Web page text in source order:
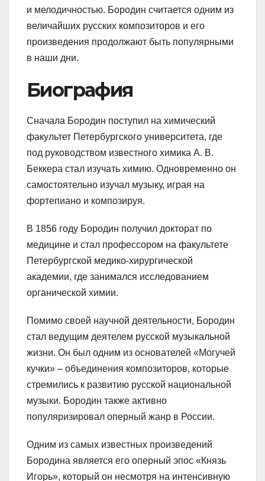
и мелодичностью. Бородин считается одним из
величайших русских композиторов и его
произведения продолжают быть популярными
в наши дни.
Биография
Сначала Бородин поступил на химический
факультет Петербургского университета, где
под руководством известного химика А. В.
Беккера стал изучать химию. Одновременно он
самостоятельно изучал музыку, играя на
фортепиано и композируя.
В 1856 году Бородин получил докторат по
медицине и стал профессором на факультете
Петербургской медико-хирургической
академии, где занимался исследованием
органической химии.
Помимо своей научной деятельности, Бородин
стал ведущим деятелем русской музыкальной
жизни. Он был одним из основателей «Могучей
кучки» – объединения композиторов, которые
стремились к развитию русской национальной
музыки. Бородин также активно
популяризировал оперный жанр в России.
Одним из самых известных произведений
Бородина является его оперный эпос «Князь
Игорь», который он несмотря на интенсивную